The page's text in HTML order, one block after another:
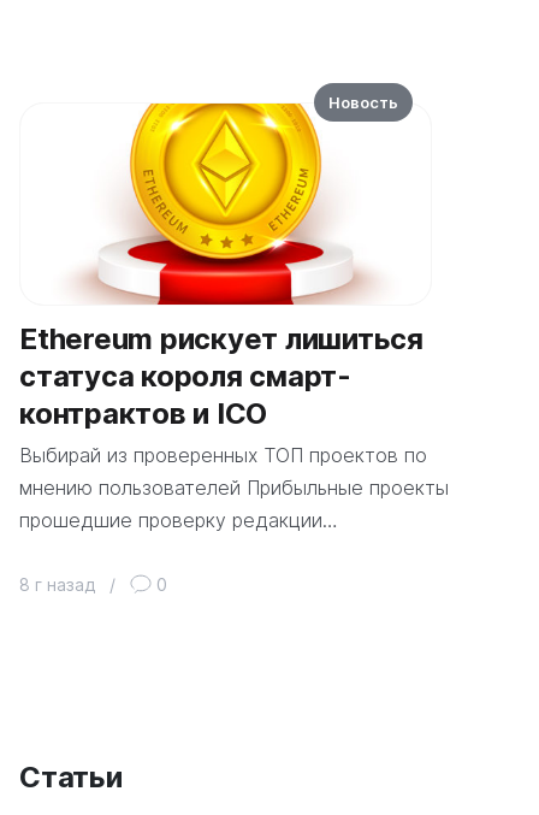
Ethereum рискует лишиться
статуса короля смарт-
контрактов и ICO
Выбирай из проверенных ТОП проектов по
мнению пользователей Прибыльные проекты
прошедшие проверку редакции…
8 г назад / 0
Новость
Статьи